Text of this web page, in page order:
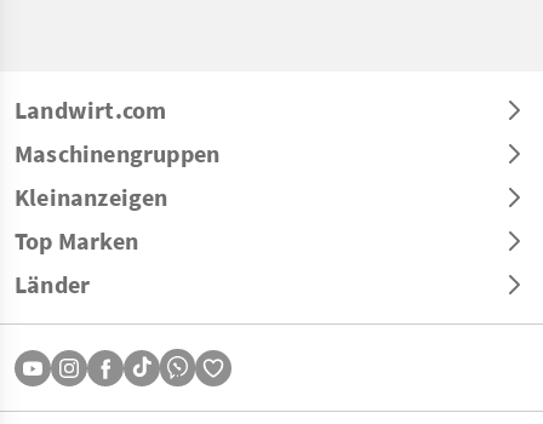
Landwirt.com
Maschinengruppen
Kleinanzeigen
Top Marken
Länder